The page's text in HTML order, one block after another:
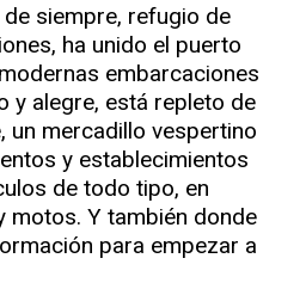
siempre, refugio de
ha unido el puerto
embarcaciones
y alegre, está repleto de
un mercadillo vespertino
y establecimientos
de todo tipo, en
motos. Y también donde
para empezar a